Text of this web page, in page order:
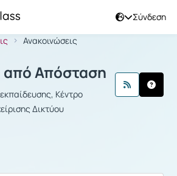
Σύνδεση
Ανακοινώσεις
από Απόσταση
από Απόσταση
Κέντρο
Δικτύου